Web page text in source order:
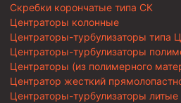
Скребки корончатые типа СК
Центраторы колонные
Центраторы-турбулизаторы типа
Центраторы-турбулизаторы
Центраторы (из полимерного
Центратор жесткий
Центраторы-турбулизаторы